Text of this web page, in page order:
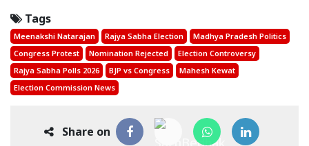
Tags
Meenakshi Natarajan Rajya Sabha Election
Madhya Pradesh Politics
Congress Protest
Nomination Rejected
Election Controversy
Rajya Sabha Polls 2026
BJP vs Congress
Mahesh Kewat
Election Commission News
Share on